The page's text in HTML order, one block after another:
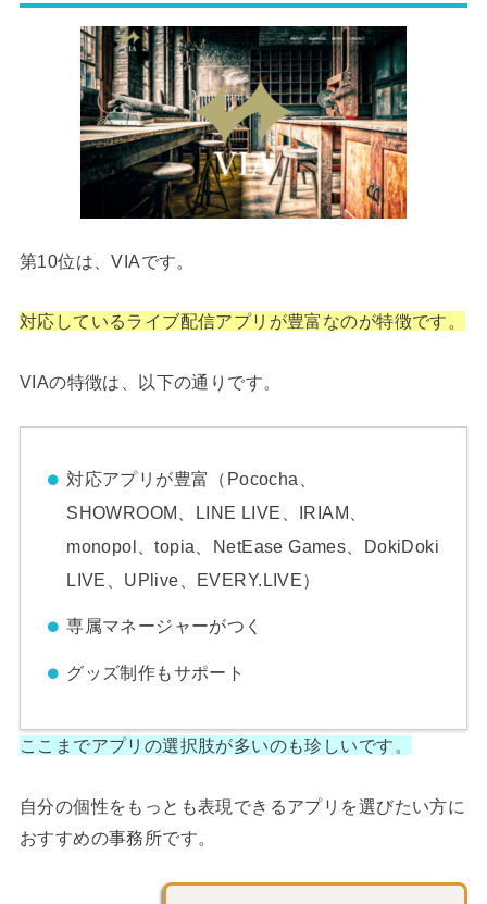
第10位は、VIAです。
対応しているライブ配信アプリが豊富なのが特徴です。
VIAの特徴は、以下の通りです。
対応アプリが豊富（Pococha、
SHOWROOM、LINE LIVE、IRIAM、
monopol、topia、NetEase Games、DokiDoki
LIVE、UPlive、EVERY.LIVE）
専属マネージャーがつく
グッズ制作もサポート
ここまでアプリの選択肢が多いのも珍しいです。
自分の個性をもっとも表現できるアプリを選びたい方に
おすすめの事務所です。